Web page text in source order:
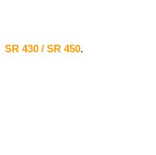
SR 430 / SR 450.